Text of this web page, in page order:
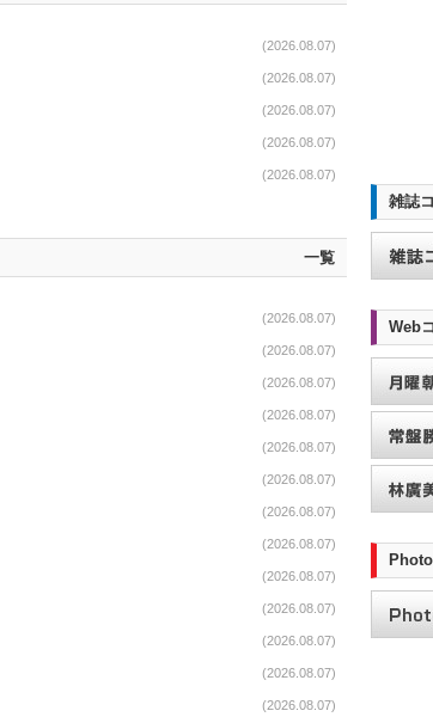
(2026.08.07)
(2026.08.07)
(2026.08.07)
(2026.08.07)
(2026.08.07)
一覧
(2026.08.07)
(2026.08.07)
(2026.08.07)
(2026.08.07)
(2026.08.07)
(2026.08.07)
(2026.08.07)
(2026.08.07)
(2026.08.07)
(2026.08.07)
(2026.08.07)
(2026.08.07)
(2026.08.07)
雑誌
Web